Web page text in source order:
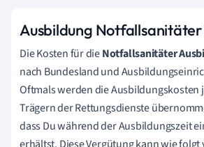
Ausbildung Notfallsanitäter
Die Kosten für dieNotfallsanitäter
nach Bundesland und
Oftmals werden die Ausbildungskosten
Trägern der Rettungsdienste
dass Du während der Ausbildungszeit